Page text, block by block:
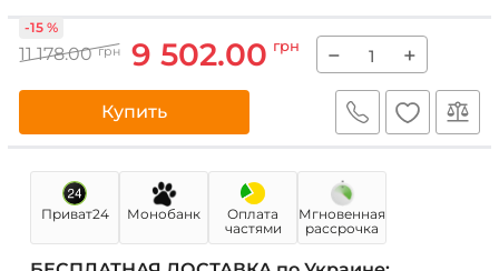
11 178.00 грн 9 502.00 грн
-15 %
− +
Купить
Приват24 Монобанк
Оплата
частями
Мгновенная
рассрочка